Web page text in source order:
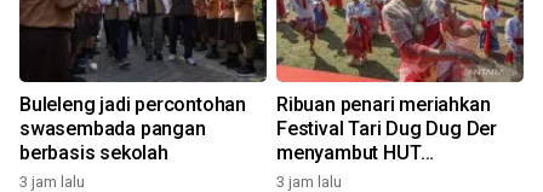
Buleleng jadi percontohan
swasembada pangan
berbasis sekolah
3 jam lalu
Ribuan penari meriahkan
Festival Tari Dug Dug Der
menyambut HUT
Kemerdekaan
3 jam lalu